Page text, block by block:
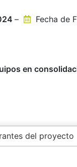
– Fecha de
en
del proyecto